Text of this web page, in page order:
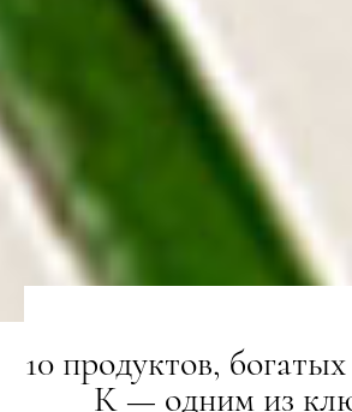
10 продуктов,
К — одним из